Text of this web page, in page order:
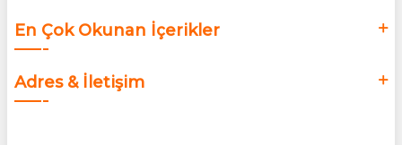
En Çok Okunan İçerikler
Adres & İletişim